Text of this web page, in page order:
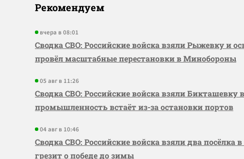
Рекомендуем
вчера в 08:01
Сводка СВО: Российские войска взяли Рыжевку и
провёл масштабные перестановки в Минобороны
05 авг в 11:26
Сводка СВО: Российские войска взяли Бикташевку
промышленность встаёт из-за остановки портов
04 авг в 10:46
Сводка СВО: Российские войска взяли два посёлка
грезит о победе до зимы